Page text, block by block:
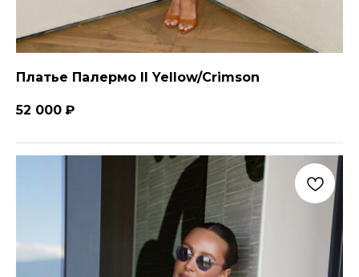
Платье Палермо II Yellow/Crimson
52 000 ₽